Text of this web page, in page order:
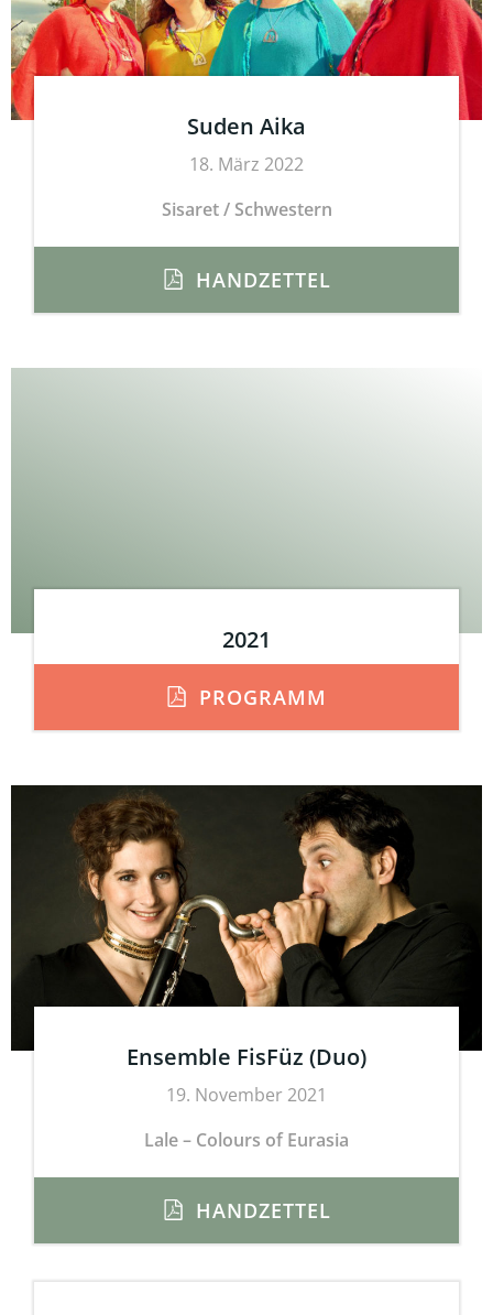
Suden Aika
18. März 2022
Sisaret / Schwestern
HANDZETTEL
2021
PROGRAMM
Ensemble FisFüz (Duo)
19. November 2021
Lale – Colours of Eurasia
HANDZETTEL